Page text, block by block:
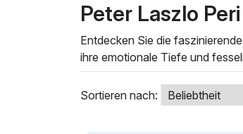
Peter Laszlo
Entdecken Sie die
ihre emotionale Tiefe und
Raum eine unverwechselbare
Geschichten und schaffen
Mit meisterhaften Techniken
Egal, ob Sie einen modernen,
Sortieren nach: